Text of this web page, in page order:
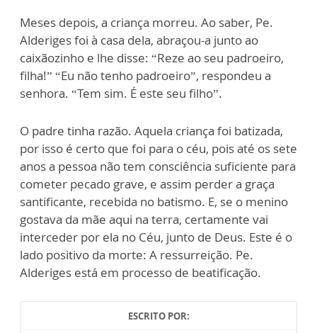
Meses depois, a criança morreu. Ao saber, Pe.
Alderiges foi à casa dela, abraçou-a junto ao
caixãozinho e lhe disse: “Reze ao seu padroeiro,
filha!” “Eu não tenho padroeiro”, respondeu a
senhora. “Tem sim. É este seu filho”.
O padre tinha razão. Aquela criança foi batizada,
por isso é certo que foi para o céu, pois até os sete
anos a pessoa não tem consciência suficiente para
cometer pecado grave, e assim perder a graça
santificante, recebida no batismo. E, se o menino
gostava da mãe aqui na terra, certamente vai
interceder por ela no Céu, junto de Deus. Este é o
lado positivo da morte: A ressurreição. Pe.
Alderiges está em processo de beatificação.
ESCRITO POR: